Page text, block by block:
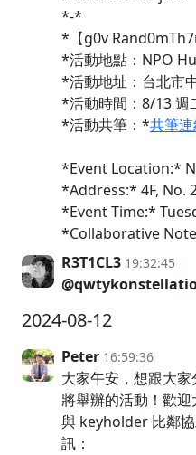
*-*
*【g0v
*活動地點：NPO
*活動地址：台北市
*活動時間：8/13 週
*活動共筆：*共筆
*Event Location:*
*Address:* 4F, No.
*Event Time:*
*Collaborative
R3T1CL3 19:32:45
2024-08-12
Peter 16:59:36
大家午安，想跟大
將舉辦的活動！歡
與 keyholder 比鄰
訊：